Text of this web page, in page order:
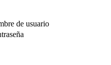
de usuario